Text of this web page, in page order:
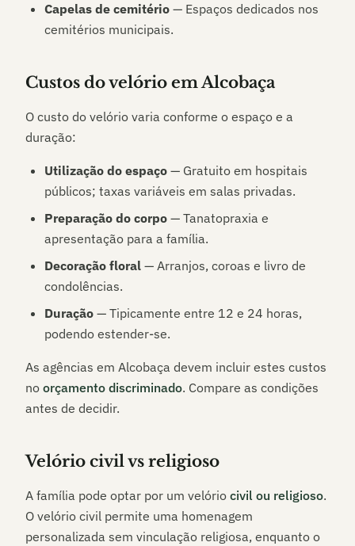
Capelas de cemitério — Espaços dedicados nos
cemitérios municipais.
Custos do velório emAlcobaça
O custo do velório varia conforme o espaço e a
duração:
Utilização do espaço — Gratuito em hospitais
públicos; taxas variáveis em salas privadas.
Preparação do corpo — Tanatopraxia e
apresentação para a família.
Decoração floral — Arranjos, coroas e livro de
condolências.
Duração — Tipicamente entre 12 e 24 horas,
podendo estender-se.
As agências em Alcobaça devem incluir estes custos
no orçamento discriminado. Compare as condições
antes de decidir.
Velório civil vs religioso
A família pode optar por um velório civil ou religioso.
O velório civil permite uma homenagem
personalizada sem vinculação religiosa, enquanto o